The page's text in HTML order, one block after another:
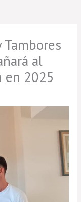
Tambores
al
en 2025